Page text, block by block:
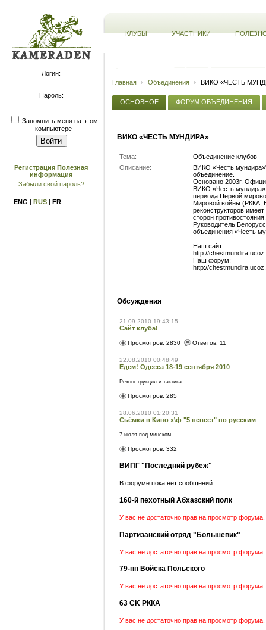
Логин:
Пароль:
Запомнить меня на этом
компьютере
Регистрация Полезная
информация
Забыли свой пароль?
ENG | RUS | FR
КЛУБЫ УЧАСТНИКИ
Главная Объединения ВИКО «ЧЕСТЬ
ОСНОВНОЕ ФОРУМ ОБЪЕДИНЕНИЯ
ВИКО «ЧЕСТЬ МУНДИРА»
Тема:
Объединение клубов
Описание:
ВИКО «Честь
объединение.
Основано 2003г.
ВИКО «Честь мундира»
периода Первой
Мировой войны (РККА,
реконструкторов
сторон противостояния.
Руководитель
объединения «Честь
Наш сайт:
http://
Наш форум:
http://
Обсуждения
21.09.2010 19:43:15
Сайт клуба!
Просмотров: 2830 Ответов: 11
22.08.2010 00:48:49
Едем! Одесса 18-19 сентября 2010
Реконструкция и тактика
Просмотров: 285
28.06.2010 01:20:31
Сьёмки в Кино х\ф "5 невест" по русским
7 июля под минском
Просмотров: 332
ВИПГ "Последний рубеж"
В форуме пока нет сообщений
160-й пехотный Абхазский полк
У вас не достаточно прав на просмотр форума.
Партизанский отряд "Большевик"
У вас не достаточно прав на просмотр форума.
79-пп Войска Польского
У вас не достаточно прав на просмотр форума.
63 CK РККА
У вас не достаточно прав на просмотр форума.